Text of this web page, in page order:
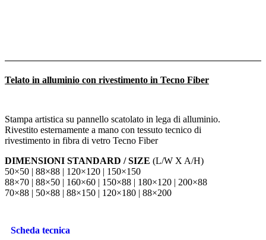
Telato in alluminio con rivestimento in Tecno Fiber
Stampa artistica su pannello scatolato in lega di alluminio.
Rivestito esternamente a mano con tessuto tecnico di
rivestimento in fibra di vetro Tecno Fiber
DIMENSIONI STANDARD / SIZE (L/W X A/H)
50×50 | 88×88 | 120×120 | 150×150
88×70 | 88×50 | 160×60 | 150×88 | 180×120 | 200×88
70×88 | 50×88 | 88×150 | 120×180 | 88×200
Scheda tecnica